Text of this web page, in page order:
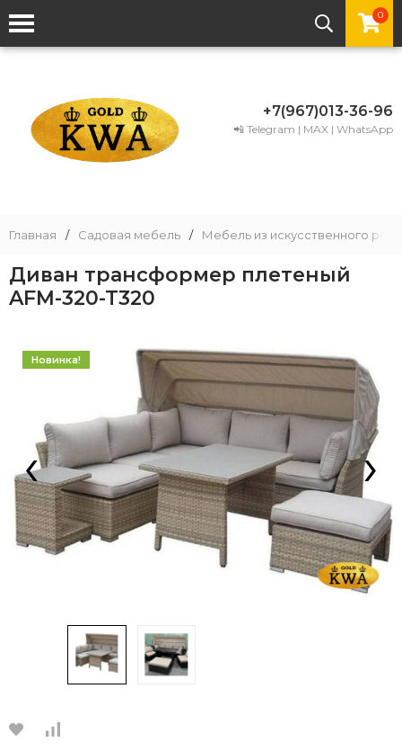
0
+7(967)013-36-96
📲 Telegram | MAX | WhatsApp
Главная / Садовая мебель / Мебель из искусственного
Диван трансформер плетеный
AFM-320-T320
Новинка!
‹ ›